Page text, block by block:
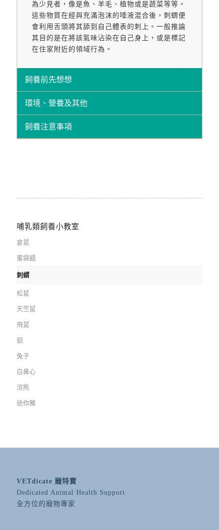
為少見者，像是魚、羊毛、植物或是蔬菜等等。
這些物質在經與充滿泡沫的唾液混合後，刺蝟便
會利用舌頭將其舔到自己體表的刺上。一般推論
其目的是在將該氣味沾染在自己身上，或是標記
在住家附近的領域行為。
飼養前先想想
環境、營養及其他
飼養注意事項
哺乳類飼養小教室
倉鼠
蜜袋鼯
刺蝟
松鼠
天竺鼠
飛鼠
貂
兔子
白鼻心
浣熊
迷你豬
VETdicate 寵特寶
Dedicated Animal Health Support
全方位的寵物專家